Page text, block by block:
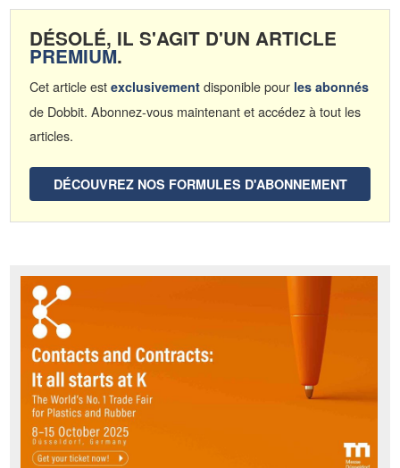
DÉSOLÉ, IL S'AGIT D'UN ARTICLE
PREMIUM.
Cet article est exclusivementdisponible pour les abonnés
de Dobbit. Abonnez-vous maintenant et accédez à tout les
articles.
DÉCOUVREZ NOS FORMULES D'ABONNEMENT